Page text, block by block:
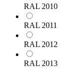
RAL 2010
RAL 2011
RAL 2012
RAL 2013